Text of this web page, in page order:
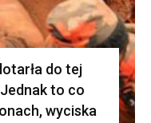
do tej
Jednak to co
wyciska